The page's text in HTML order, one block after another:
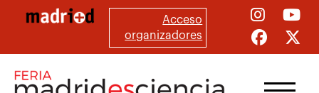
principal
Acceso
organizadores